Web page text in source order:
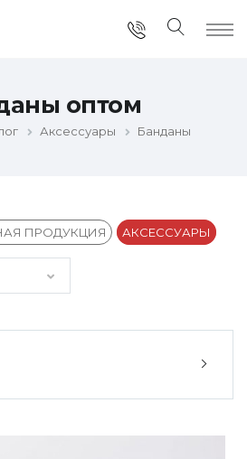
оптом
Аксессуары Банданы
ПРОДУКЦИЯ АКСЕССУАРЫ